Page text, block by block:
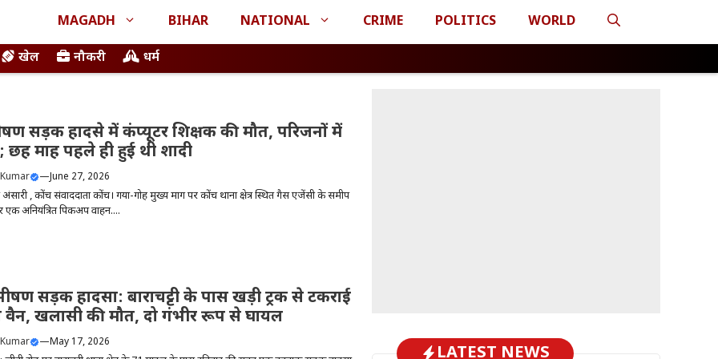
MAGADH BIHAR NATIONAL CRIME POLITICS WORLD
खेल नौकरी धर्म
सड़क हादसे में कंप्यूटर शिक्षक की मौत, परिजनों में
छह माह पहले ही हुई थी शादी
— June 27, 2026
अंसारी , कोंच संवाददाता कोंच। गया-गोह मुख्य मार्ग पर कोंच थाना क्षेत्र स्थित गैस एजेंसी के समीप
एक अनियंत्रित पिकअप वाहन....
सड़क हादसा: बाराचट्टी के पास खड़ी ट्रक से टकराई
खलासी की मौत, दो गंभीर रूप से घायल
—May 17, 2026
LATEST NEWS